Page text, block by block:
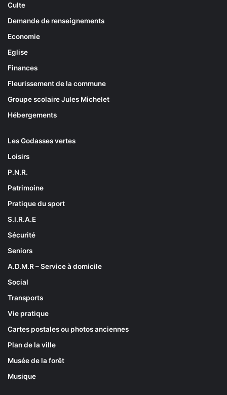
Culte
Demande de renseignements
Economie
Eglise
Finances
Fleurissement de la commune
Groupe scolaire Jules Michelet
Hébergements
Les Godasses vertes
Loisirs
P.N.R.
Patrimoine
Pratique du sport
S.I.R.A.E
Sécurité
Seniors
A.D.M.R – Service à domicile
Social
Transports
Vie pratique
Cartes postales ou photos anciennes
Plan de la ville
Musée de la forêt
Musique